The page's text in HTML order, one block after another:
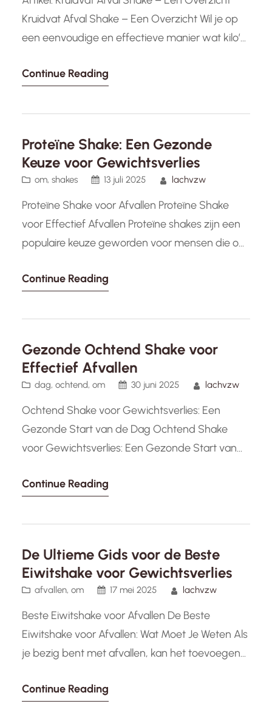
Kruidvat Afval Shake – Een Overzicht Wil je op
een eenvoudige en effectieve manier wat kilo’s
misschien iets voor jou. Deze shake is
je gewichtsverliesdoelen en kan een handige
Continue Reading
Proteïne Shake: Een Gezonde
Keuze voor Gewichtsverlies
om, shakes 13 juli 2025 lachvzw
Proteïne Shake voor Afvallen Proteïne Shake
voor Effectief Afvallen Proteïne shakes zijn een
populaire keuze geworden voor mensen die op
gewicht te verliezen. Deze shakes, die rijk zijn
aanvulling zijn op een gezond dieet en actieve
Continue Reading
Gezonde Ochtend Shake voor
Effectief Afvallen
dag, ochtend, om 30 juni 2025 lachvzw
Ochtend Shake voor Gewichtsverlies: Een
Gezonde Start van de Dag Ochtend Shake
voor Gewichtsverlies: Een Gezonde Start van
gewicht en een actieve levensstijl. Een van de
beginnen met een voedzame ochtend shake.
Continue Reading
De Ultieme Gids voor de Beste
Eiwitshake voor Gewichtsverlies
afvallen, om 17 mei 2025 lachvzw
Beste Eiwitshake voor Afvallen De Beste
Eiwitshake voor Afvallen: Wat Moet Je Weten Als
je bezig bent met afvallen, kan het toevoegen
manier zijn om je doelen te bereiken. Eiwitten
Continue Reading